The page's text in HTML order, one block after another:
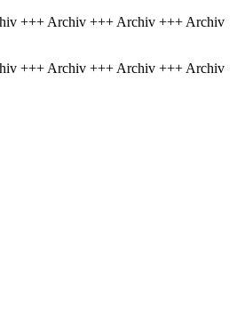
+++ Archiv +++ Archiv +++ Archiv
+++ Archiv +++ Archiv +++ Archiv